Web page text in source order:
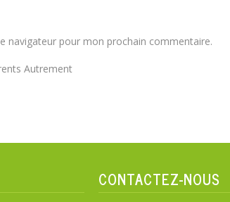
navigateur pour mon prochain commentaire.
Autrement
CONTACTEZ-NOUS